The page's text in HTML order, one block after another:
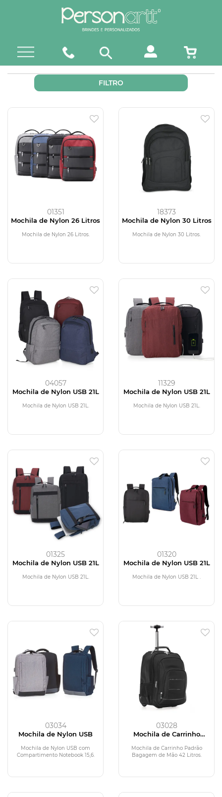
FILTRO
01351
Mochila de Nylon 26 Litros
Mochila de Nylon 26 Litros.
18373
Mochila de Nylon 30 Litros
Mochila de Nylon 30 Litros.
04057
Mochila de Nylon USB 21L
Mochila de Nylon USB 21L.
11329
Mochila de Nylon USB 21L
Mochila de Nylon USB 21L.
01325
Mochila de Nylon USB 21L
Mochila de Nylon USB 21L.
01320
Mochila de Nylon USB 21L
Mochila de Nylon USB 21L .
03034
Mochila de Nylon USB
Mochila de Nylon USB com
Compartimento Notebook 15,6.
03028
Mochila de Carrinho
Mochila de Carrinho Padrão
Bagagem de Mão 42 Litros.